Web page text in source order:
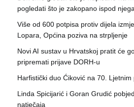
pogledati što je zakopano ispod njega
Više od 600 potpisa protiv dijela
Lopara, Općina poziva na strpljenje
Novi AI sustav u Hrvatskoj pratit će
pripremati prijave DORH-u
Harfistički duo Ćiković na 70.
Linda Spicijarić i Goran Grudić
natječaja